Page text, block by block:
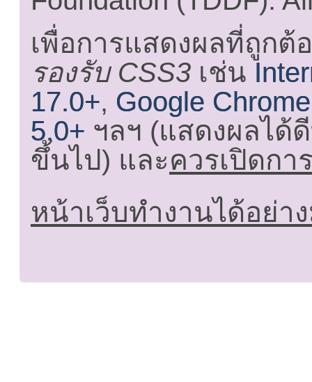
เพื่อการแสดงผลที่ถูกต้
รองรับ CSS3 เช่น
17.0+, Google
5.0+ ฯลฯ (แสดงผลได้
ขึ้นไป) และควรเปิดกา
หน้าเว็บทำงานได้อย่า